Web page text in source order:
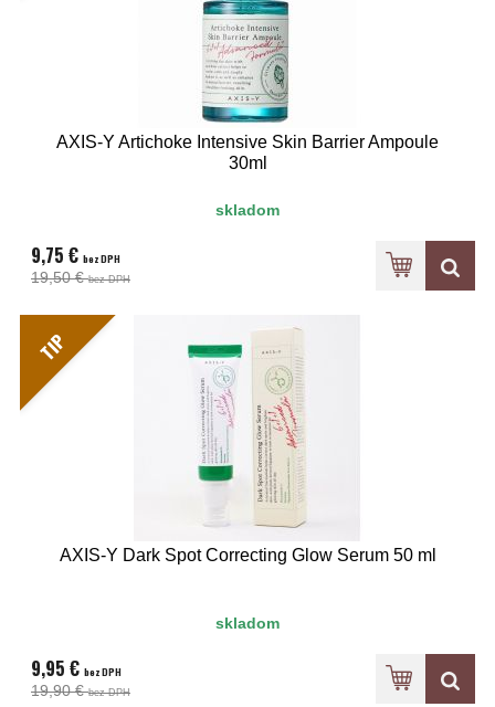
AXIS-Y Artichoke Intensive Skin Barrier Ampoule
30ml
skladom
9,75 € bez DPH
19,50 €bez DPH
TIP
AXIS-Y Dark Spot Correcting Glow Serum 50 ml
skladom
9,95 € bez DPH
19,90 €bez DPH